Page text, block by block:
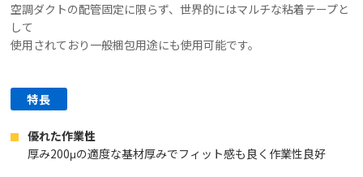
空調ダクトの配管固定に限らず、世界的にはマルチな粘着テープと
して
使用されており一般梱包用途にも使用可能です。
特長
優れた作業性
厚み200μの適度な基材厚みでフィット感も良く作業性良好